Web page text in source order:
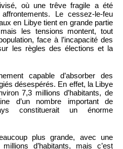
où une trêve fragile a été
Le cessez-le-feu
en Libye tient en grande partie
les tensions montent, tout
face à l’incapacité des
les règles des élections et la
capable d’absorber des
désespérés. En effet, la Libye
7,3 millions d’habitants, de
d’un nombre important de
constituerait un énorme
plus grande, avec une
d’habitants, mais c’est